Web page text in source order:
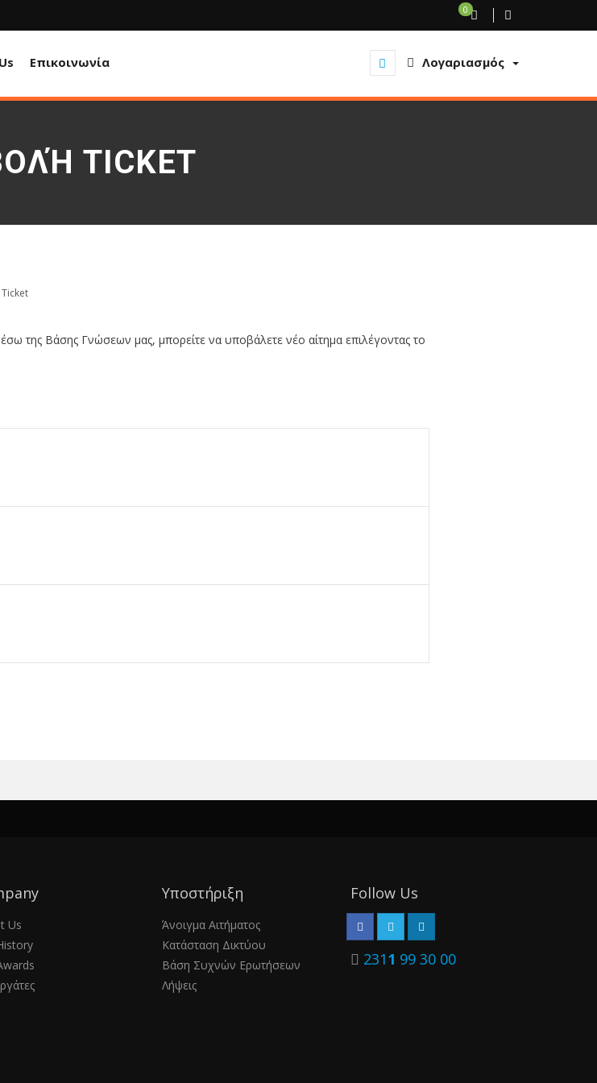
0
Λογαριασμός
Επικοινωνία
TICKET
της Βάσης Γνώσεων μας, μπορείτε να υποβάλετε νέο αίτημα επιλέγοντας το
Us
Υποστήριξη
Άνοιγμα Αιτήματος
Κατάσταση Δικτύου
Βάση Συχνών Ερωτήσεων
Λήψεις
Follow Us
2311 99 30 00